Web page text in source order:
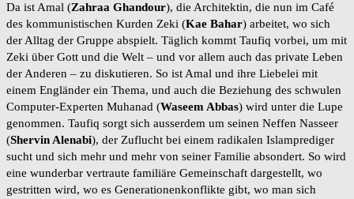
Da ist Amal (Zahraa Ghandour), die Architektin, die nun im Café
des kommunistischen Kurden Zeki (Kae Bahar) arbeitet, wo sich
der Alltag der Gruppe abspielt. Täglich kommt Taufiq vorbei, um mit
Zeki über Gott und die Welt – und vor allem auch das private Leben
der Anderen – zu diskutieren. So ist Amal und ihre Liebelei mit
einem Engländer ein Thema, und auch die Beziehung des schwulen
Computer-Experten Muhanad (Waseem Abbas) wird unter die Lupe
genommen. Taufiq sorgt sich ausserdem um seinen Neffen Nasseer
(Shervin Alenabi), der Zuflucht bei einem radikalen Islamprediger
sucht und sich mehr und mehr von seiner Familie absondert. So wird
eine wunderbar vertraute familiäre Gemeinschaft dargestellt, wo
gestritten wird, wo es Generationenkonflikte gibt, wo man sich